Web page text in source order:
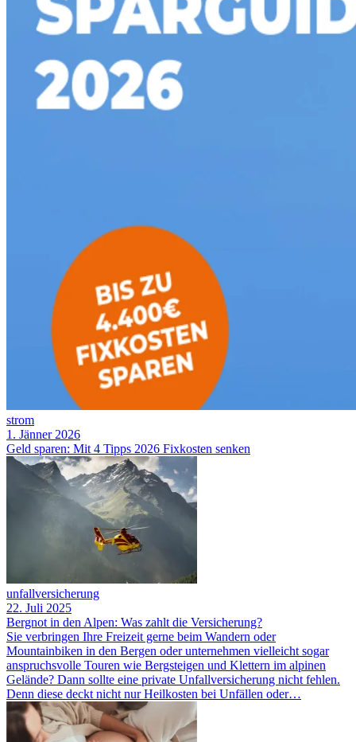
strom
1. Jänner 2026
Geld sparen: Mit 4 Tipps 2026 Fixkosten senken
unfallversicherung
22. Juli 2025
Bergnot in den Alpen: Was zahlt die Versicherung?
Sie verbringen Ihre Freizeit gerne beim Wandern oder
Mountainbiken in den Bergen oder unternehmen vielleicht sogar
anspruchsvolle Touren wie Bergsteigen und Klettern im alpinen
Gelände? Dann sollte eine private Unfallversicherung nicht fehlen.
Denn diese deckt nicht nur Heilkosten bei Unfällen oder…